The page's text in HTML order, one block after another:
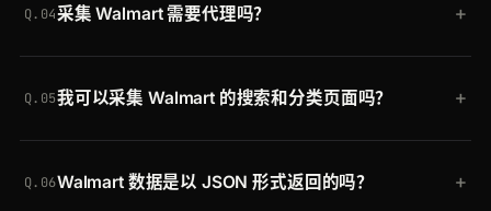
住宅 IP 转发，在需要时渲染 JavaScript，并自动清
Q.04采集 Walmart 需要代理吗？ +
Walmart 采集器的一部分。你发送一个 URL，即可收
Q.05我可以采集 Walmart 的搜索和分类页面吗？ +
表，使用walmart-category读取任意分类或浏览页
Q.06Walmart 数据是以 JSON 形式返回的吗？ +